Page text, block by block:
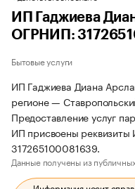
ИП Гаджиева
ОГРНИП:
Бытовые услуги
ИП Гаджиева Диана
регионе —
Предоставление услуг
ИП присвоены
317265100081639.
Данные получены из